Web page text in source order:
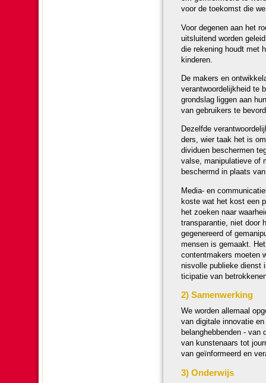
voor de toe­komst die
Voor degenen aan het
uit­slui­tend wor­den
die reke­ning houdt met
kin­de­ren.
De makers en
verant­woor­de­lijk­heid te
grond­slag liggen aan
van gebruikers te
Dezelfde
ders, wier taak het is
di­vi­duen be­scher­men
valse, manipulatieve of
beschermd in plaats
Media- en
koste wat het kost een
het zoeken naar
tran­spa­ran­tie, niet door
gegenereerd of
mensen is gemaakt.
con­tentmakers moeten
nis­volle publieke dienst
ti­ci­pa­tie van
2) Samen­wer­king
We wor­den allemaal
van digitale innovatie
belang­heb­ben­den -
van kunste­naars tot
van geïn­for­meerd en
3) Onder­wijs